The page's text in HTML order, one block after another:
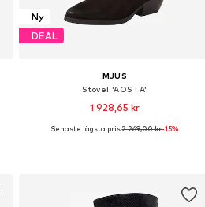
Ny
DEAL
MJUS
Stövel 'AOSTA'
1 928,65 kr
Tillgänglig i många storlekar
Senaste lägsta pris:2 269,00 kr-15%